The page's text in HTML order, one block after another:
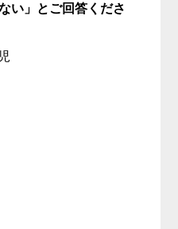
い」とご回答くださ